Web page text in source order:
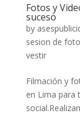
Fotos y
suceso
by
sesion de
vestir
Filmación y
en Lima para